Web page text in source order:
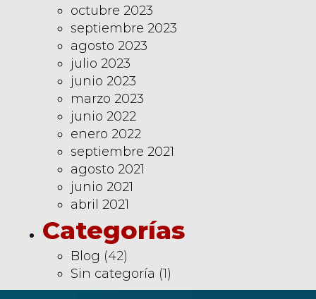
octubre 2023
septiembre 2023
agosto 2023
julio 2023
junio 2023
marzo 2023
junio 2022
enero 2022
septiembre 2021
agosto 2021
junio 2021
abril 2021
Categorías
Blog (42)
Sin categoría (1)